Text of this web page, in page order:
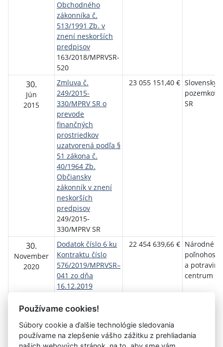
Obchodného
zákonníka č.
513/1991 Zb. v
znení neskorších
predpisov
163/2018/MPRVSR-
520
30.
Jún
2015
Zmluva č.
249/2015-
330/MPRV SR o
prevode
finančných
prostriedkov
uzatvorená podľa §
51 zákona č.
40/1964 Zb.
Občiansky
zákonník v znení
neskorších
predpisov
249/2015-
330/MPRV SR
23 055 151,40 € Slovenský
SR
30.
November
2020
Dodatok číslo 6 ku
Kontraktu číslo
576/2019/MPRVSR–
041 zo dňa
16.12.2019
041/D6
22 454 639,66 € Národné
a
centrum
1Aktuálna
2 3 4 5 6 7 8 9 10
Používame cookies!
Súbory cookie a ďalšie technológie sledovania
používame na zlepšenie vášho zážitku z prehliadania